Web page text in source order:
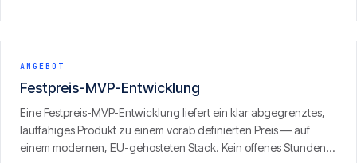
Umsatz erzeugen kann.
ANGEBOT
Festpreis-MVP-Entwicklung
Eine Festpreis-MVP-Entwicklung liefert ein klar abgegrenztes,
lauffähiges Produkt zu einem vorab definierten Preis — auf
einem modernen, EU-gehosteten Stack. Kein offenes Stunden-